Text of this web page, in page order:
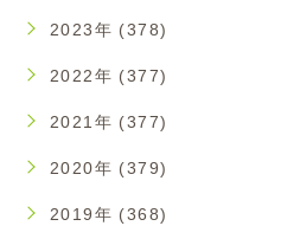
2023年 (378)
2022年 (377)
2021年 (377)
2020年 (379)
2019年 (368)